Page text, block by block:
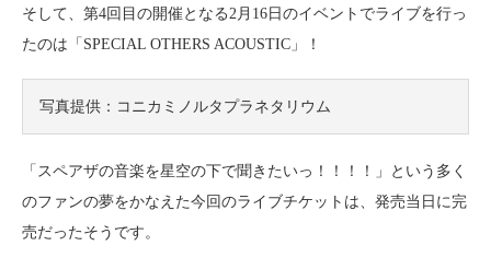
そして、第4回目の開催となる2月16日のイベントでライブを行っ
たのは「SPECIAL OTHERS ACOUSTIC」！
写真提供：コニカミノルタプラネタリウム
「スペアザの音楽を星空の下で聞きたいっ！！！！」という多く
のファンの夢をかなえた今回のライブチケットは、発売当日に完
売だったそうです。